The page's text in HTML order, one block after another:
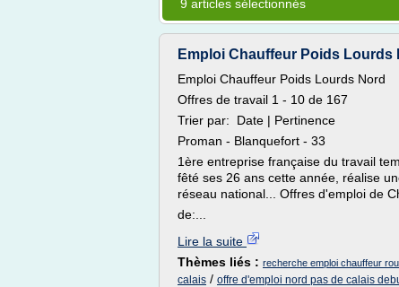
9 articles sélectionnés
Emploi Chauffeur Poids
Emploi Chauffeur Poids Lourds Nord
Offres de travail 1 - 10 de 167
Trier par: Date | Pertinence
Proman - Blanquefort - 33
1ère entreprise française du travail
fêté ses 26 ans cette année, réalise
réseau national... Offres d'emploi de
de:...
Lire la suite
Thèmes liés : recherche emploi chauffeur
calais / offre d'emploi nord pas de calais